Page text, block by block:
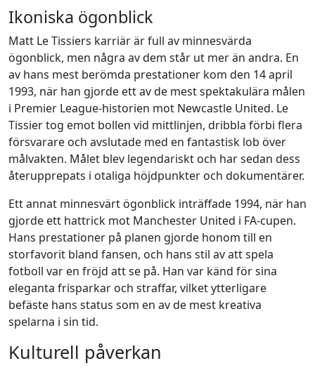
Ikoniska ögonblick
Matt Le Tissiers karriär är full av minnesvärda
ögonblick, men några av dem står ut mer än andra. En
av hans mest berömda prestationer kom den 14 april
1993, när han gjorde ett av de mest spektakulära målen
i Premier League-historien mot Newcastle United. Le
Tissier tog emot bollen vid mittlinjen, dribbla förbi flera
försvarare och avslutade med en fantastisk lob över
målvakten. Målet blev legendariskt och har sedan dess
återupprepats i otaliga höjdpunkter och dokumentärer.
Ett annat minnesvärt ögonblick inträffade 1994, när han
gjorde ett hattrick mot Manchester United i FA-cupen.
Hans prestationer på planen gjorde honom till en
storfavorit bland fansen, och hans stil av att spela
fotboll var en fröjd att se på. Han var känd för sina
eleganta frisparkar och straffar, vilket ytterligare
befäste hans status som en av de mest kreativa
spelarna i sin tid.
Kulturell påverkan